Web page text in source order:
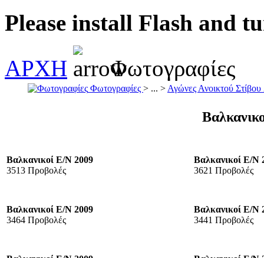
Please install Flash and
ΑΡΧΗ
Φωτογραφίες
Φωτογραφίες > ... > Αγώνες Ανοικτού
Βαλκανικοί Ε/Ν 2009
3513 Προβολές
Βαλκανικοί Ε/Ν
3621 Προβολές
Βαλκανικοί Ε/Ν 2009
3464 Προβολές
Βαλκανικοί Ε/Ν
3441 Προβολές